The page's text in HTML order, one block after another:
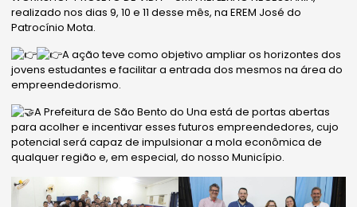
realizado nos dias 9, 10 e 11 desse mês, na EREM José do
Patrocínio Mota.
A ação teve como objetivo ampliar os horizontes dos
jovens estudantes e facilitar a entrada dos mesmos na área do
empreendedorismo.
A Prefeitura de São Bento do Una está de portas abertas
para acolher e incentivar esses futuros empreendedores, cujo
potencial será capaz de impulsionar a mola econômica de
qualquer região e, em especial, do nosso Município.